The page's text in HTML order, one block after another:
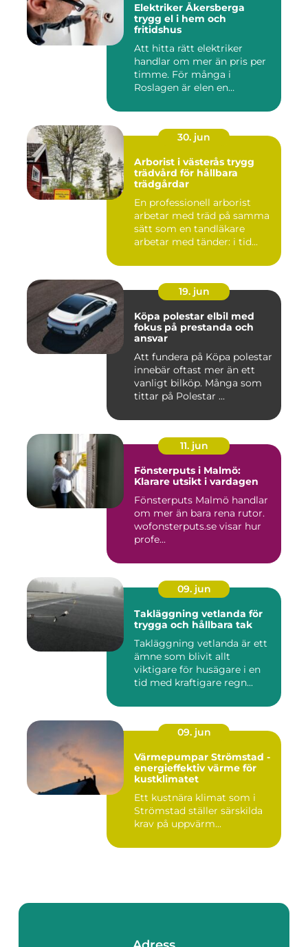
Elektriker Åkersberga
trygg el i hem och
fritidshus
Att hitta rätt elektriker
handlar om mer än pris per
timme. För många i
Roslagen är elen en
30. jun
Arborist i västerås trygg
trädvård för hållbara
trädgårdar
En professionell arborist
arbetar med träd på samma
sätt som en tandläkare
arbetar med tänder: i tid...
19. jun
Köpa polestar elbil med
fokus på prestanda och
ansvar
Att fundera på Köpa polestar
innebär oftast mer än ett
vanligt bilköp. Många som
tittar på Polestar ...
11. jun
Fönsterputs i Malmö:
Klarare utsikt i vardagen
Fönsterputs Malmö handlar
om mer än bara rena rutor.
wofonsterputs.se visar hur
profe...
09. jun
Takläggning vetlanda för
trygga och hållbara tak
Takläggning vetlanda är ett
ämne som blivit allt
viktigare för husägare i en
tid med kraftigare regn...
09. jun
Värmepumpar Strömstad -
energieffektiv värme för
kustklimatet
Ett kustnära klimat som i
Strömstad ställer särskilda
krav på uppvärm...